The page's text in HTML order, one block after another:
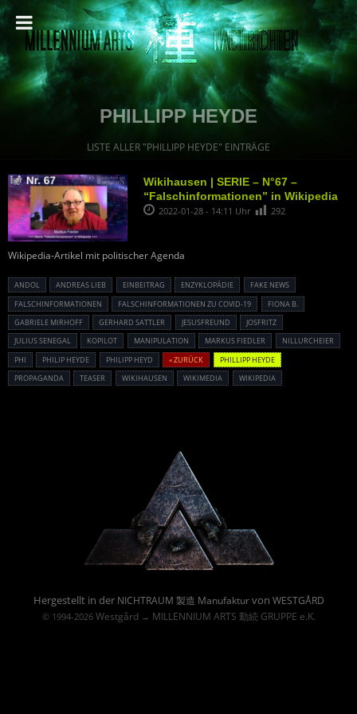
PHILLIPP HEYDE
LISTE ALLER "PHILLIPP HEYDE" EINTRÄGE
Wikihausen | SERIE – N°67 –
“Falschinformationen” in Wikipedia
2022-01-28 - 14:11 Uhr 292
Wikipedia-Artikel mit politischer Agenda
ANDOL ANDREAS LIEB EINBEITRAG ENZYKLOPÄDIE
FAKE NEWS
FALSCHINFORMATIONEN
FALSCHINFORMATIONEN ZU COVID-19
FIONA B.
GABRIELE MIRHOFF
GERHARD SATTLER JESUSFREUND
JOSFRITZ
JULIUS SENEGAL
KOPILOT MANIPULATION MARKUS FIEDLER
NILLURCHEIER
PHI
PHILIP HEYDE PHILIPP HEYD « ZURÜCK
PHILLIPP HEYDE
PROPAGANDA
TEASER WIKIHAUSEN WIKIMEDIA WIKIPEDIA
Hergestellt in der NICHTRAUM 製造 Manufakturvon WESTGÅRD
© 1994-2026 Westgård→ MILLENNIUM ARTS 勤続 GRUPPE e.K.
Powered By :